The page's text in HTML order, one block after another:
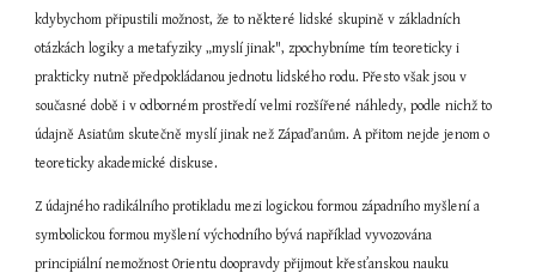
kdybychom připustili možnost, že to některé lidské skupině v základních
otázkách logiky a metafyziky „myslí jinak", zpochybníme tím teoreticky i
prakticky nutně předpokládanou jednotu lidského rodu. Přesto však jsou v
současné době i v odborném prostředí velmi rozšířené náhledy, podle nichž to
údajně Asiatům skutečně myslí jinak než Zápaďanům. A přitom nejde jenom o
teoreticky akademické diskuse.
Z údajného radikálního protikladu mezi logickou formou západního myšlení a
symbolickou formou myšlení východního bývá například vyvozována
principiální nemožnost Orientu doopravdy přijmout křesťanskou nauku